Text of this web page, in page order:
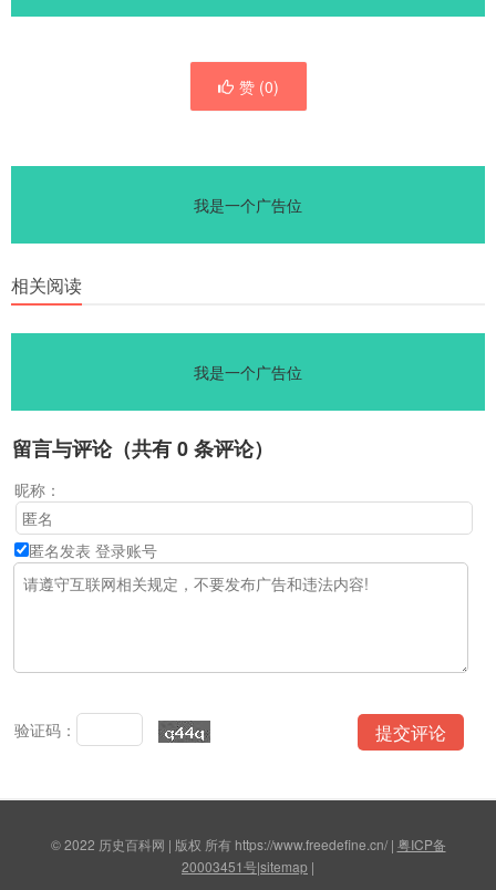
赞 (0)
我是一个广告位
相关阅读
我是一个广告位
留言与评论（共有0条评论）
昵称：
匿名发表 登录账号
验证码：
© 2022 历史百科网 | 版权 所有 https://www.freedefine.cn/ | 粤ICP备
20003451号|sitemap |